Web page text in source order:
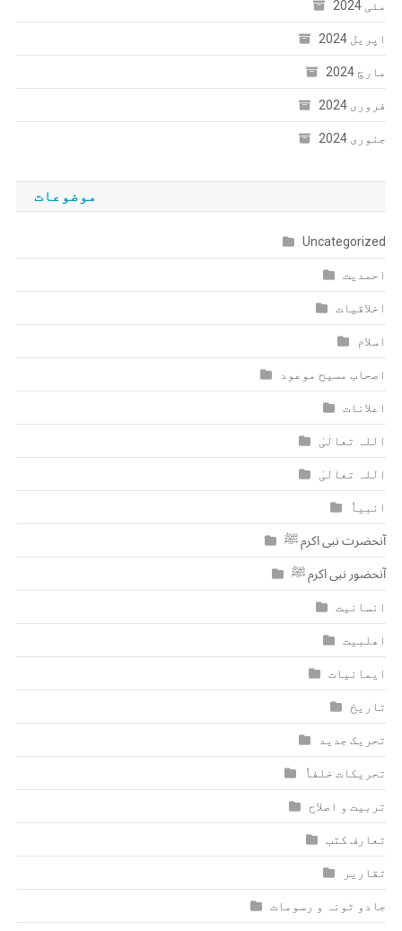
مئی 2024
اپریل 2024
مارچ 2024
فروری 2024
جنوری 2024
موضوعات
Uncategorized
احمدیت
اخلاقیات
اسلام
اصحاب مسیح موعود
اعلانات
اللہ تعالیٰ
اللہ تعالیٰ
انبیاٗ
آنحضرت نبی اکرم ﷺ
آنحضور نبی اکرم ﷺ
انسانیت
اھلبیت
ایمانیات
تاریخ
تحریک جدید
تحریکات خلفاٗ
تربیت و اصلاح
تعارف کتب
تقاریر
جادو ٹونہ و رسومات